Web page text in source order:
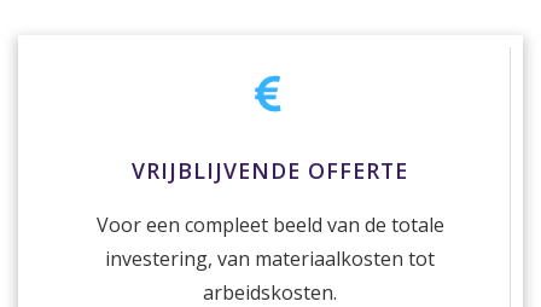
VRIJBLIJVENDE OFFERTE
Voor een compleet beeld van de totale
investering, van materiaalkosten tot
arbeidskosten.